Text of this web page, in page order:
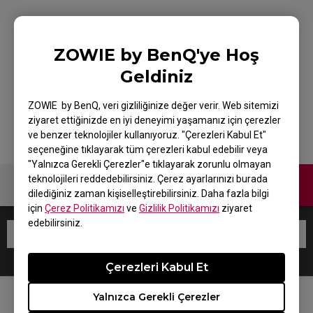
ZOWIE by BenQ'ye Hoş
Geldiniz
ZOWIE by BenQ, veri gizliliğinize değer verir. Web sitemizi
ziyaret ettiğinizde en iyi deneyimi yaşamanız için çerezler
ve benzer teknolojiler kullanıyoruz. "Çerezleri Kabul Et"
seçeneğine tıklayarak tüm çerezleri kabul edebilir veya
"Yalnızca Gerekli Çerezler"e tıklayarak zorunlu olmayan
teknolojileri reddedebilirsiniz. Çerez ayarlarınızı burada
dilediğiniz zaman kişiselleştirebilirsiniz. Daha fazla bilgi
için Çerez Politikamızı ve Gizlilik Politikamızı ziyaret
edebilirsiniz.
Yalnızca Gerekli Çerezler
Çerezleri Kabul Et
G-SR+-SE HLTV
SPECIAL EDITION
Bize Ulaşın